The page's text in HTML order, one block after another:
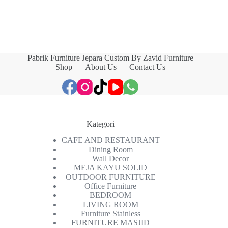
Pabrik Furniture Jepara Custom By Zavid Furniture
Shop
About Us Contact Us
Kategori
CAFE AND RESTAURANT
Dining Room
Wall Decor
MEJA KAYU SOLID
OUTDOOR FURNITURE
Office Furniture
BEDROOM
LIVING ROOM
Furniture Stainless
FURNITURE MASJID